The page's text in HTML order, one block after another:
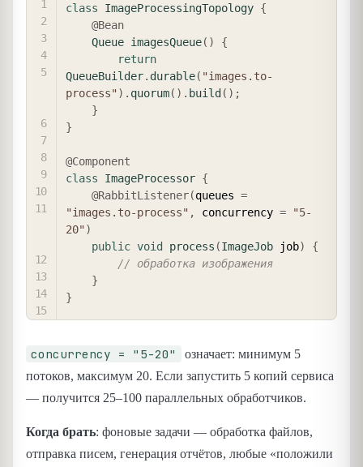
class
ImageProcessingTopology {
@Bean
Queue imagesQueue( )
{
return
QueueBuilder. durable( "images.to-
process") . quorum( ) . build ( ) ;
}
}
@Component
class
ImageProcessor {
@RabbitListener(queues =
"images.to-process" , concurrency =
"5-
20")
public void process (ImageJob job)
{
// обработка изображения
}
}
concurrency = "5-20"
означает: минимум 5
потоков, максимум 20. Если запустить 5 копий сервиса
— получится 25–100 параллельных обработчиков.
Когда брать: фоновые задачи — обработка файлов,
отправка писем, генерация отчётов, любые «положили